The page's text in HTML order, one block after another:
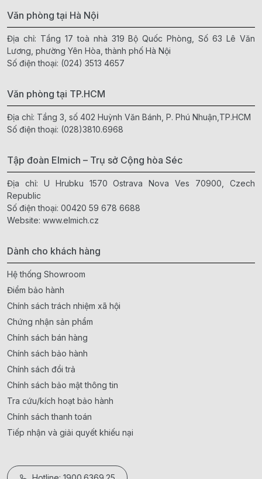
Văn phòng tại Hà Nội
Địa chỉ: Tầng 17 toà nhà 319 Bộ Quốc Phòng, Số 63 Lê Văn
Lương, phường Yên Hòa, thành phố Hà Nội
Số điện thoại: (024) 3513 4657
Văn phòng tại TP.HCM
Địa chỉ: Tầng 3, số 402 Huỳnh Văn Bánh, P. Phú Nhuận,TP.HCM
Số điện thoại: (028)3810.6968
Tập đoàn Elmich – Trụ sở Cộng hòa Séc
Địa chỉ: U Hrubku 1570 Ostrava Nova Ves 70900, Czech
Republic
Số điện thoại: 00420 59 678 6688
Website: www.elmich.cz
Dành cho khách hàng
Hệ thống Showroom
Điểm bảo hành
Chính sách trách nhiệm xã hội
Chứng nhận sản phẩm
Chính sách bán hàng
Chính sách bảo hành
Chính sách đổi trả
Chính sách bảo mật thông tin
Tra cứu/kích hoạt bảo hành
Chính sách thanh toán
Tiếp nhận và giải quyết khiếu nại